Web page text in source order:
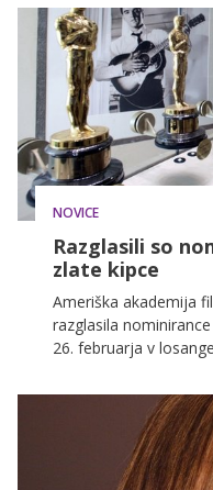
ljubice, ampak
izpuščenem primerku
se bom malo bolj
NOVICE
Razglasili so
zlate kipce
Ameriška akademija
razglasila
26. februarja v